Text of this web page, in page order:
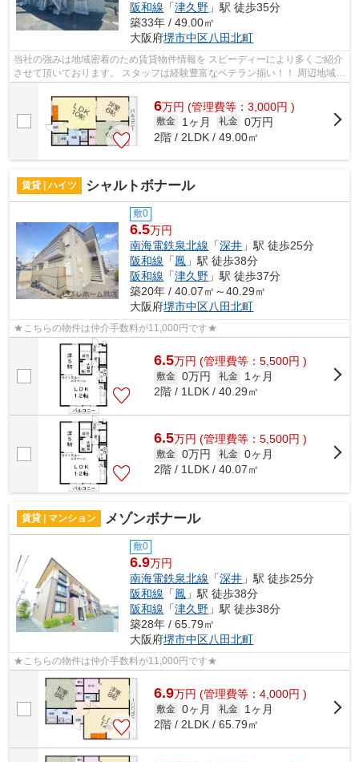
阪和線 「津久野 」駅 徒歩35分
築33年 / 49.00㎡
大阪府堺市中区八田北町
当社の強みは地域密着のため賃貸物件情報を スピーディーにより多くご紹介
させて頂いております。 スタッフは経験豊富なベテラン揃い！！ 周辺地域の
6万円 (管理費等：3,000円 )
敷金 1ヶ月 礼金 0万円
2階 / 2LDK / 49.00㎡
賃貸 | ハイツ シャルトボナール
敷0
6.5万円
南海電鉄泉北線 「深井 」駅 徒歩25分
阪和線 「鳳 」駅 徒歩38分
阪和線 「津久野 」駅 徒歩37分
築20年 / 40.07㎡～40.29㎡
大阪府堺市中区八田北町
★こちらの物件は仲介手数料が11,000円です★
6.5万円 (管理費等：5,500円 )
敷金 0万円 礼金
1ヶ月
2階 / 1LDK / 40.29㎡
6.5万円 (管理費等：5,500円 )
敷金 0万円 礼金 0ヶ月
2階 / 1LDK / 40.07㎡
賃貸 | マンション メゾンボナール
敷0
6.9万円
南海電鉄泉北線 「深井 」駅 徒歩25分
阪和線 「鳳 」駅 徒歩38分
阪和線 「津久野 」駅 徒歩38分
築28年 / 65.79㎡
大阪府堺市中区八田北町
★こちらの物件は仲介手数料が11,000円です★
6.9万円 (管理費等：4,000円 )
敷金 0ヶ月 礼金
1ヶ月
2階 / 2LDK / 65.79㎡